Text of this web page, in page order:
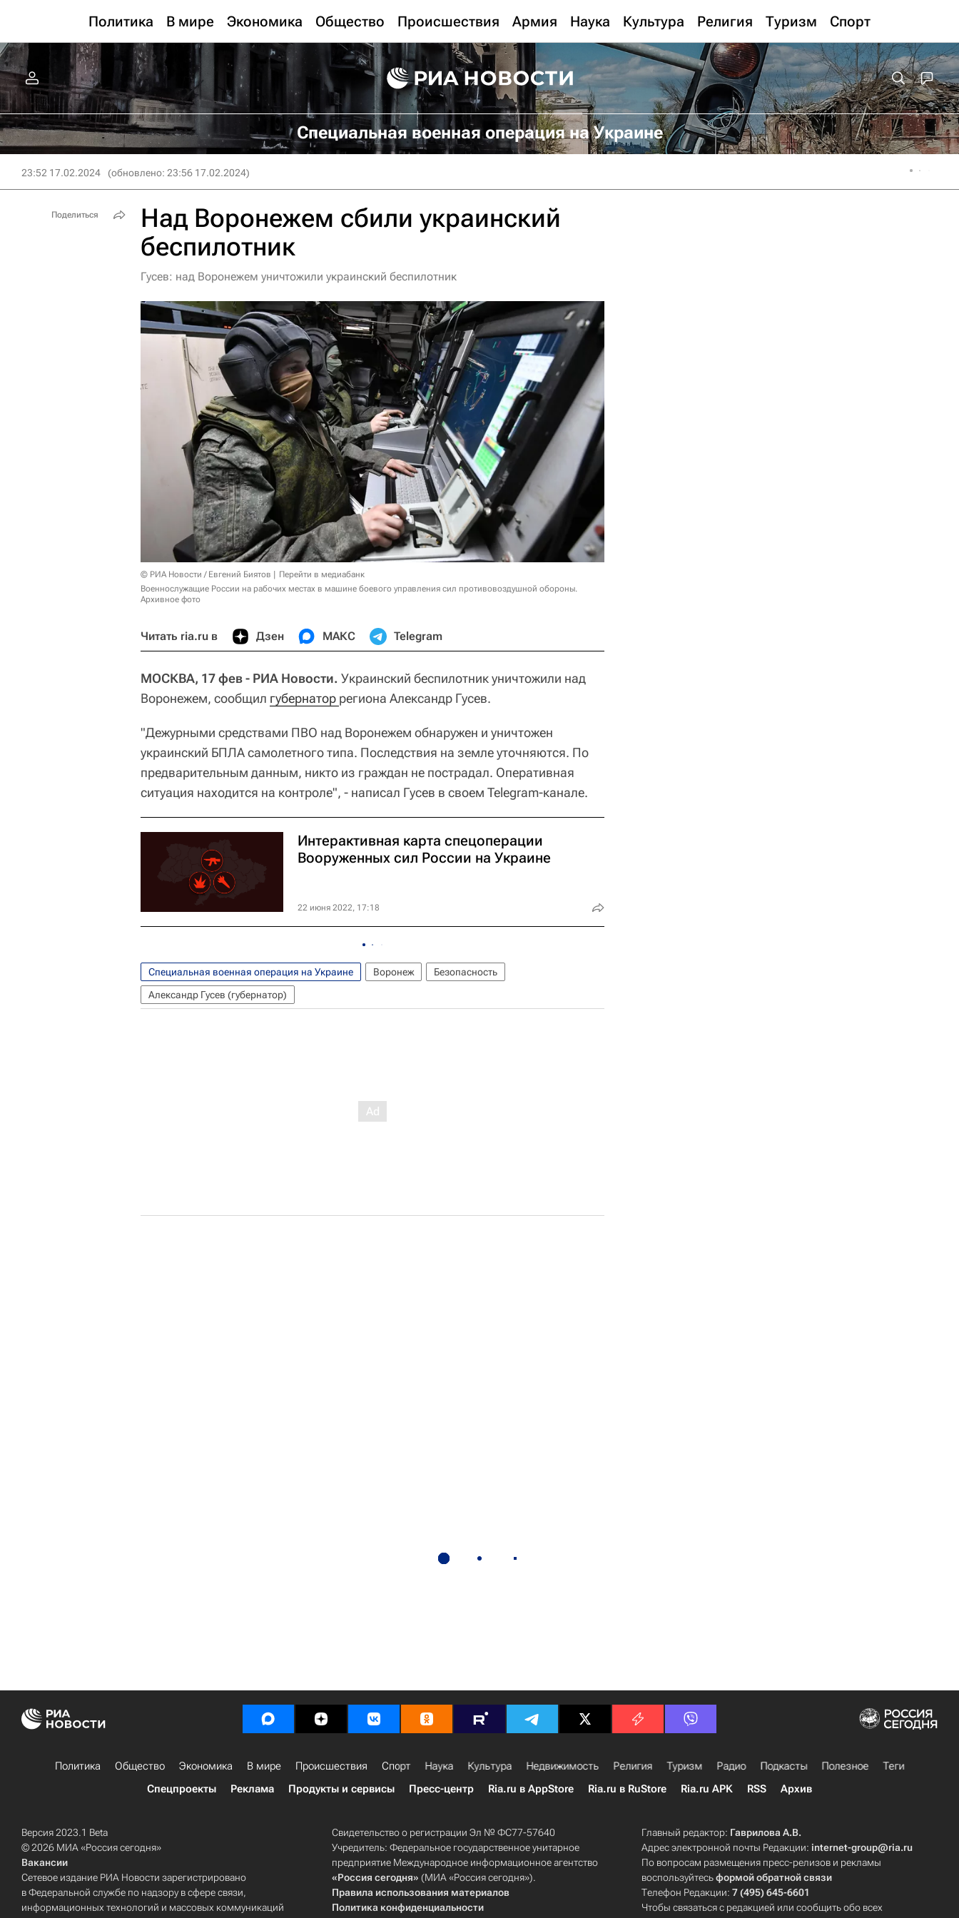
Политика В мире Экономика Общество Происшествия Армия Наука Культура Религия Туризм Спорт
Специальная военная операция на Украине
23:52 17.02.2024 (обновлено: 23:56 17.02.2024)
Над Воронежем сбили украинский
беспилотник
Гусев: над Воронежем уничтожили украинский беспилотник
© РИА Новости / Евгений Биятов
Перейти в медиабанк
Военнослужащие России на рабочих местах в машине боевого управления сил противовоздушной обороны.
Архивное фото
Читать ria.ru в Дзен МАКС Telegram
МОСКВА, 17 фев - РИА Новости. Украинский беспилотник уничтожили над
Воронежем, сообщил губернатор региона Александр Гусев.
"Дежурными средствами ПВО над Воронежем обнаружен и уничтожен
украинский БПЛА самолетного типа. Последствия на земле уточняются. По
предварительным данным, никто из граждан не пострадал. Оперативная
ситуация находится на контроле", - написал Гусев в своем Telegram-канале.
Интерактивная карта спецоперации
Вооруженных сил России на Украине
22 июня 2022, 17:18
Специальная военная операция на Украине Воронеж
Безопасность
Александр Гусев (губернатор)
Поделиться
Политика Общество Экономика В мире Происшествия Спорт Наука Культура Недвижимость Религия Туризм Радио Подкасты Полезное
Теги
Спецпроекты
Реклама Продукты и сервисы Пресс-центр Ria.ru в AppStore Ria.ru в RuStore Ria.ru APK RSS Архив
Версия 2023.1 Beta
© 2026 МИА «Россия сегодня»
Вакансии
Сетевое издание РИА Новости зарегистрировано
в Федеральной службе по надзору в сфере связи,
информационных технологий и массовых коммуникаций
Свидетельство о регистрации Эл № ФС77-57640
Учредитель: Федеральное государственное унитарное
предприятие Международное информационное агентство
«Россия сегодня» (МИА «Россия сегодня»).
Правила использования материалов
Политика конфиденциальности
Главный редактор: Гаврилова А.В.
Адрес электронной почты Редакции:internet-group@ria.ru
По вопросам размещения пресс-релизов и рекламы
воспользуйтесьформой обратной связи
Телефон Редакции:7 (495) 645-6601
Чтобы связаться с редакцией или сообщить обо всех